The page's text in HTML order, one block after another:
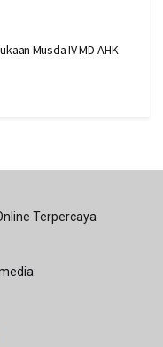
Musda IV MD-AHK